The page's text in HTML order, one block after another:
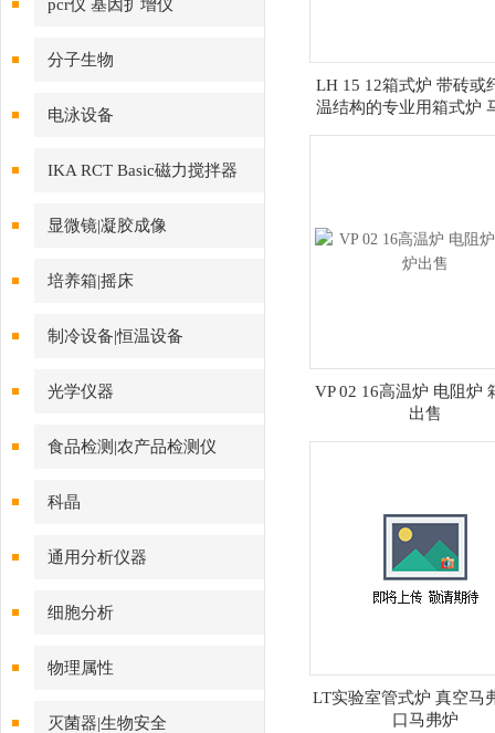
pcr仪 基因扩增仪
分子生物
电泳设备
IKA RCT Basic磁力搅拌器
显微镜|凝胶成像
培养箱|摇床
制冷设备|恒温设备
光学仪器
食品检测|农产品检测仪
科晶
通用分析仪器
细胞分析
物理属性
灭菌器|生物安全
LH 15 12箱式炉 带砖或
温结构的专业用箱式炉
VP 02 16高温炉 电阻炉
出售
LT实验室管式炉 真空马
口马弗炉